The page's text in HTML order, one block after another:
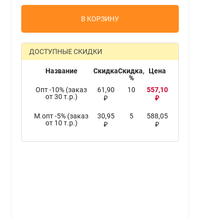
В КОРЗИНУ
ДОСТУПНЫЕ СКИДКИ
Название СкидкаСкидка,
%
Цена
Опт -10% (заказ
от 30 т.р.)
61,90
₽
10 557,10
₽
М.опт -5% (заказ
от 10 т.р.)
30,95
₽
5 588,05
₽